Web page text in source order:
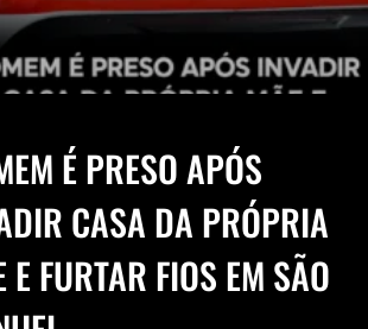
É PRESO APÓS
CASA DA PRÓPRIA
E FURTAR FIOS EM SÃO